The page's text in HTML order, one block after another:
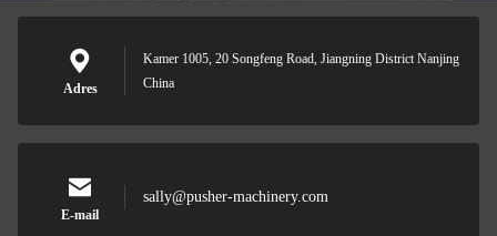
Adres
Kamer 1005, 20 Songfeng Road, Jiangning District Nanjing
China
E-mail
sally@pusher-machinery.com